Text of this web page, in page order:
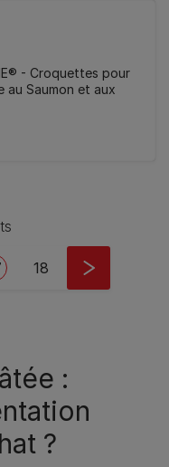
- Croquettes pour
au Saumon et aux
page
Page
18
:
?